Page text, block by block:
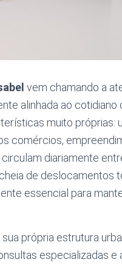
vem chamando a
alinhada ao cotidiano
muito próprias:
comércios,
diariamente
de deslocamentos
essencial para
própria estrutura
especializadas e